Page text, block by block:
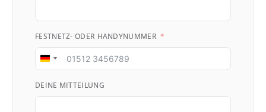
FESTNETZ- ODER HANDYNUMMER
Germany
DEINE MITTEILUNG